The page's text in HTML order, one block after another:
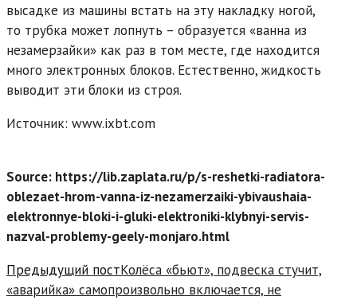
высадке из машины встать на эту накладку ногой,
то трубка может лопнуть – образуется «ванна из
незамерзайки» как раз в том месте, где находится
много электронных блоков. Естественно, жидкость
выводит эти блоки из строя.
Источник: www.ixbt.com
Source: https://lib.zaplata.ru/p/s-reshetki-radiatora-
oblezaet-hrom-vanna-iz-nezamerzaiki-ybivaushaia-
elektronnye-bloki-i-gluki-elektroniki-klybnyi-servis-
nazval-problemy-geely-monjaro.html
Read
more
Предыдущий постКолёса «бьют», подвеска стучит,
«аварийка» самопроизвольно включается, не